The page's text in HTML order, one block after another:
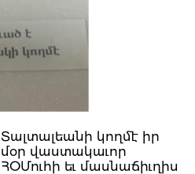
Տալտալեանի կողմէ իր
մօր վաստակաւոր
ՀՕՄուհի եւ մասնաճիւղիս